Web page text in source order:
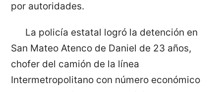
por autoridades.
La policía estatal logró la detención en
San Mateo Atenco de Daniel de 23 años,
chofer del camión de la línea
Intermetropolitano con número económico